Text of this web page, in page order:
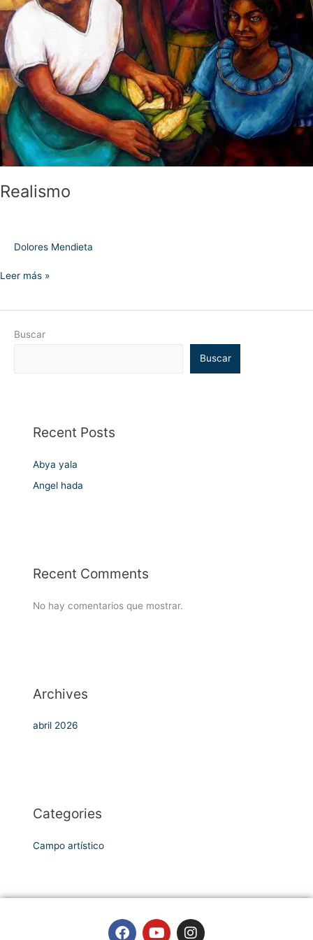
Realismo
Dolores Mendieta
Leer más »
Buscar
Buscar
Recent Posts
Abya yala
Angel hada
Recent Comments
No hay comentarios que mostrar.
Archives
abril 2026
Categories
Campo artístico
F
Y
I